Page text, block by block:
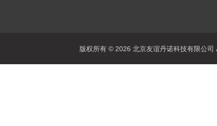
版权所有 © 2026 北京友谊丹诺科技有限